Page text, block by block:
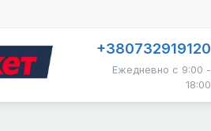
+380732919120
Ежедневно с 9:00 -
18:00